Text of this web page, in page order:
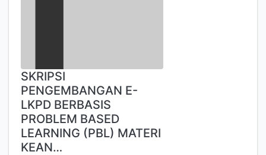
SKRIPSI
PENGEMBANGAN E-
LKPD BERBASIS
PROBLEM BASED
LEARNING (PBL) MATERI
KEAN…